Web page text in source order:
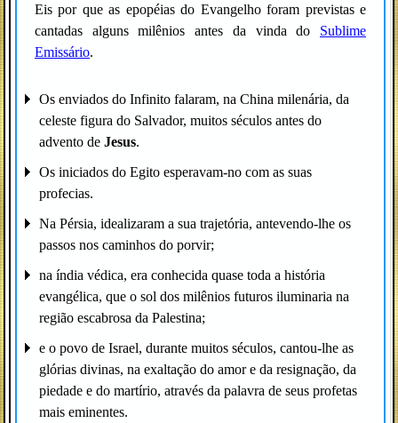
Eis por que as epopéias do Evangelho foram previstas e
cantadas alguns milênios antes da vinda do Sublime
Emissário.
Os enviados do Infinito falaram, na China milenária, da
celeste figura do Salvador, muitos séculos antes do
advento de Jesus.
Os iniciados do Egito esperavam-no com as suas
profecias.
Na Pérsia, idealizaram a sua trajetória, antevendo-lhe os
passos nos caminhos do porvir;
na índia védica, era conhecida quase toda a história
evangélica, que o sol dos milênios futuros iluminaria na
região escabrosa da Palestina;
e o povo de Israel, durante muitos séculos, cantou-lhe as
glórias divinas, na exaltação do amor e da resignação, da
piedade e do martírio, através da palavra de seus profetas
mais eminentes.